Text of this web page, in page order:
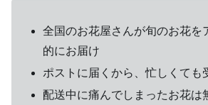
全国のお花屋さんが旬のお花を
的にお届け
ポストに届くから、忙しくても
配送中に痛んでしまったお花は